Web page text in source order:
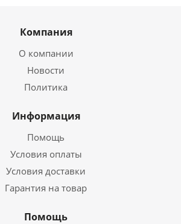
Компания
О компании
Новости
Политика
Информация
Помощь
Условия оплаты
Условия доставки
Гарантия на товар
Помощь